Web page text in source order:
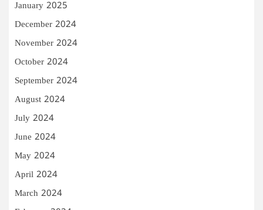
January 2025
December 2024
November 2024
October 2024
September 2024
August 2024
July 2024
June 2024
May 2024
April 2024
March 2024